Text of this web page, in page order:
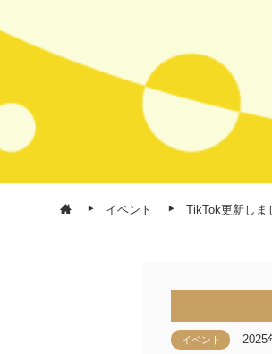
イベント TikTok更新しま
イベント 2025